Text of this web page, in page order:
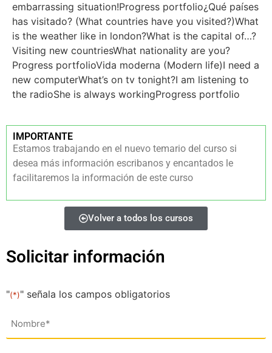
embarrassing situation!Progress portfolio¿Qué países
has visitado? (What countries have you visited?)What
is the weather like in london?What is the capital of…?
Visiting new countriesWhat nationality are you?
Progress portfolioVida moderna (Modern life)I need a
new computerWhat’s on tv tonight?I am listening to
the radioShe is always workingProgress portfolio
IMPORTANTE
Estamos trabajando en el nuevo temario del curso si
desea más información escribanos y encantados le
facilitaremos la información de este curso
Volver a todos los cursos
Solicitar información
"(*)" señala los campos obligatorios